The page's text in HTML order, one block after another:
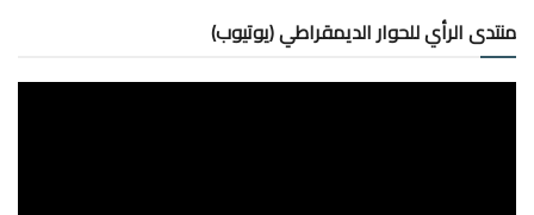
منتدى الرأي للحوار الديمقراطي (يوتيوب)